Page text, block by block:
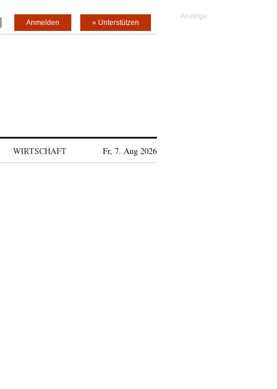
» Unterstützen
Anmelden
WIRTSCHAFT Fr, 7. Aug 2026